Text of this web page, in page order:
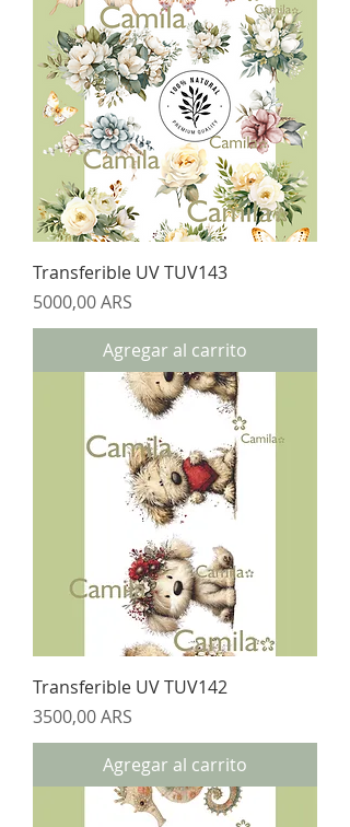
Transferible UV TUV143
Precio
5000,00 ARS
Agregar al carrito
Transferible UV TUV142
Precio
3500,00 ARS
Agregar al carrito